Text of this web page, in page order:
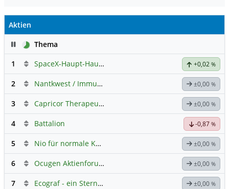
Aktien
PauseThema
1
SpaceX-Haupt-Hauptforum +0,02 %
2 Nantkwest / Immunitybio -> IBRX ±0,00 %
3 Capricor Therapeutics ±0,00 %
4 Battalion -0,87 %
5 Nio für normale Kommunikation ±0,00 %
6 Ocugen Aktienforum ±0,00 %
7 Ecograf - ein Stern am Graphithimmel ±0,00 %